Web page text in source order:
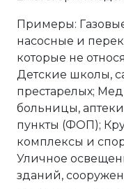
Примеры: Газовые
насосные и
которые не
Детские школы,
престарелых;
больницы,
пункты (ФОП);
комплексы и
Уличное
зданий,